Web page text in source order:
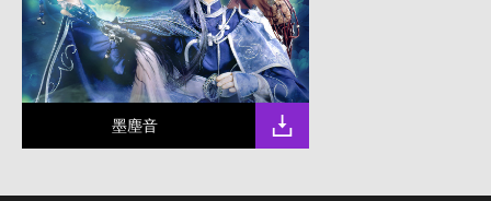
墨塵音